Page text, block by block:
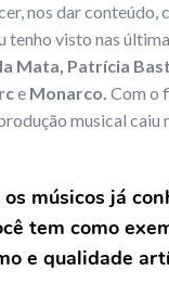
nos dar conteúdo,
tenho visto nas
Mata, Patrícia
e Monarco. Com o
musical caiu
os músicos já
tem como
e qualidade